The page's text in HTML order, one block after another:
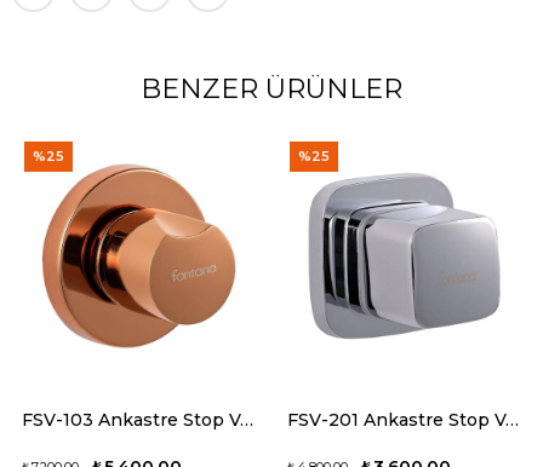
BENZER ÜRÜNLER
FSV-103 Ankastre Stop Valf Rose
%25
FSV-201 Ankastre Stop Valf Krom
%25